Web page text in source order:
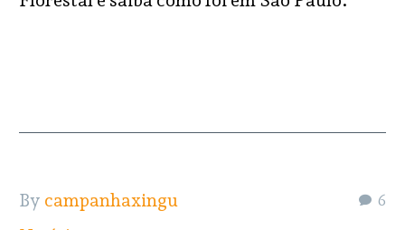
6
By campanhaxingu